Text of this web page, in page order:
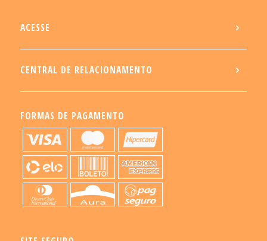
ACESSE
CENTRAL DE RELACIONAMENTO
FORMAS DE PAGAMENTO